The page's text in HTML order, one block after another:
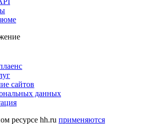
сайтов
данных
ресурсе hh.ru применяются